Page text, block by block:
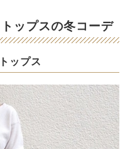
ップスの冬コーデ
ップス